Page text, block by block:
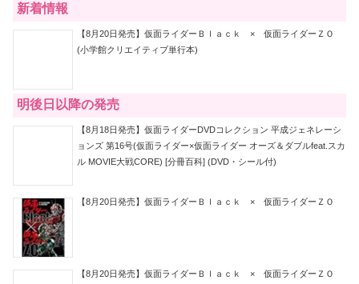
新着情報
【8月20日発売】仮面ライダーＢｌａｃｋ × 仮面ライダーＺＯ
(小学館クリエイティブ単行本)
明後日以降の発売
【8月18日発売】仮面ライダーDVDコレクション 平成ジェネレーシ
ョンズ 第16号(仮面ライダー×仮面ライダー オーズ＆ダブルfeat.スカ
ル MOVIE大戦CORE) [分冊百科] (DVD・シール付)
【8月20日発売】仮面ライダーＢｌａｃｋ × 仮面ライダーＺＯ
【8月20日発売】仮面ライダーＢｌａｃｋ × 仮面ライダーＺＯ